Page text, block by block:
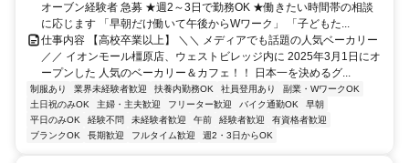
オーブン経験者 急募 ★週2～3日で勤務OK ★働きたい時間帯の相談
に応じます 「早朝だけ働いて午後からWワーク」 「子どもた...
仕事内容 【高校卒業以上】 ＼＼ メディアでも話題の人気ベーカリー
／／ イオンモール橿原店、ウェストビレッジ内に 2025年3月1日にオ
ープンした 人気のベーカリー＆カフェ！！ 日本一を決めるグ...
制服あり 業界未経験者歓迎 扶養内勤務OK 社員登用あり
副業・WワークOK
土日祝のみOK
主婦・主夫歓迎 フリーター歓迎 バイク通勤OK
早朝
平日のみOK
経験不問 未経験者歓迎 午前 経験者歓迎
有資格者歓迎
ブランクOK
長期歓迎 フルタイム歓迎 週2・3日からOK